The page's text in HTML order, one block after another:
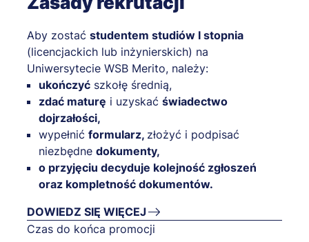
Aby zostać studentem studiów I stopnia
(licencjackich lub inżynierskich) na
Uniwersytecie WSB Merito, należy:
ukończyć szkołę średnią,
zdać maturę i uzyskać świadectwo
dojrzałości,
wypełnić formularz, złożyć i podpisać
niezbędne dokumenty,
o przyjęciu decyduje kolejność zgłoszeń
oraz kompletność dokumentów.
DOWIEDZ SIĘ WIĘCEJ
Czas do końca promocji